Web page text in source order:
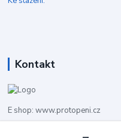
Kontakt
E shop: www.protopeni.cz